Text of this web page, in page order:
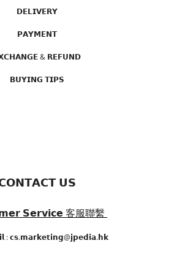
𝗗𝗘𝗟𝗜𝗩𝗘𝗥𝗬
𝗣𝗔𝗬𝗠𝗘𝗡𝗧
& 𝗥𝗘𝗙𝗨𝗡𝗗
𝗕𝗨𝗬𝗜𝗡𝗚 𝗧𝗜𝗣𝗦
𝗨𝗦
𝗦𝗲𝗿𝘃𝗶𝗰𝗲 客服聯繫
: 𝗰𝘀.𝗺𝗮𝗿𝗸𝗲𝘁𝗶𝗻𝗴@𝗷𝗽𝗲𝗱𝗶𝗮.𝗵𝗸